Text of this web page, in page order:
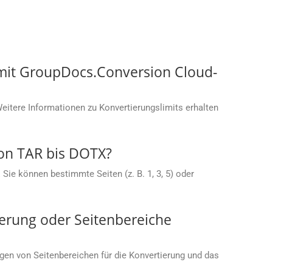
GroupDocs.Conversion Cloud-
Informationen zu Konvertierungslimits erhalten
TAR bis DOTX?
können bestimmte Seiten (z. B. 1, 3, 5) oder
oder Seitenbereiche
von Seitenbereichen für die Konvertierung und das